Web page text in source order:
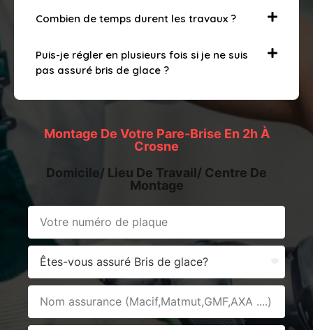
Combien de temps durent les travaux ?
Puis-je régler en plusieurs fois si je ne suis
pas assuré bris de glace ?
Montage De Votre Pare-Brise En 2h À
Crosne
Domicile/ Lieu De Travail/ Centre De
Montage